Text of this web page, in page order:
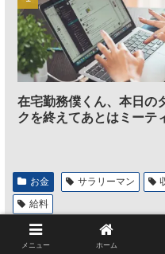
在宅勤務僕くん、本日の
クを終えてあとはミーテ
お金 サラリーマン
給料
シ
メニュー ホーム